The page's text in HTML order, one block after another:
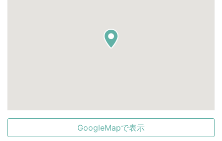
GoogleMapで表示